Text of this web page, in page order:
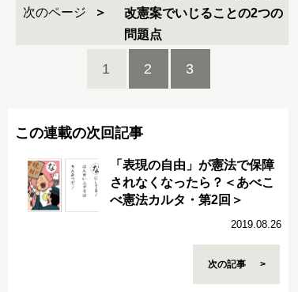
次のページ
改憲案でいじることの2つの
問題点
1 2 3
この連載の次回記事
「表現の自由」が憲法で保障
されなくなったら？＜あべこ
べ憲法カルタ・第2回＞
2019.08.26
次の記事